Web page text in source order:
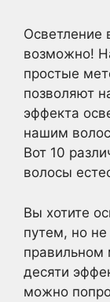
Осветление
возможно!
простые
позволяют
эффекта
нашим
Вот 10
волосы
Вы хотите
путем, но
десяти
можно